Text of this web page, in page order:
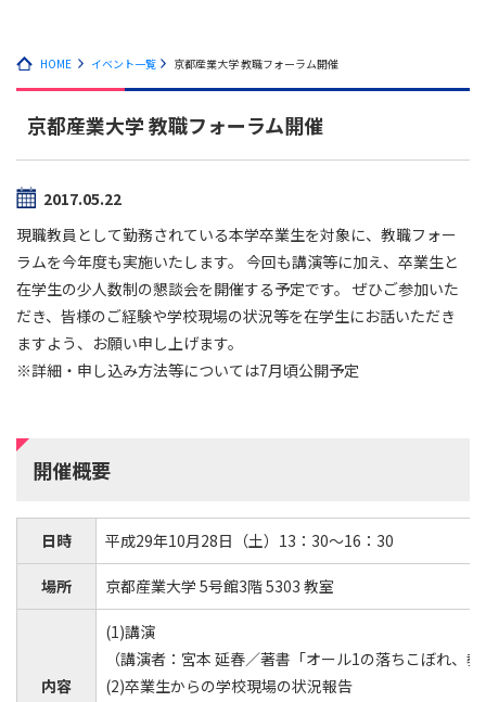
HOME イベント一覧 京都産業大学 教職フォーラム開催
京都産業大学 教職フォーラム開催
2017.05.22
現職教員として勤務されている本学卒業生を対象に、教職フォー
ラムを今年度も実施いたします。 今回も講演等に加え、卒業生と
在学生の少人数制の懇談会を開催する予定です。 ぜひご参加いた
だき、皆様のご経験や学校現場の状況等を在学生にお話いただき
ますよう、お願い申し上げます。
※詳細・申し込み方法等については7月頃公開予定
開催概要
日時 平成29年10月28日（土）13：30～16：30
場所 京都産業大学 5号館3階 5303 教室
内容
(1)講演
（講演者：宮本 延春／著書「オール1の落ちこぼれ、
(2)卒業生からの学校現場の状況報告